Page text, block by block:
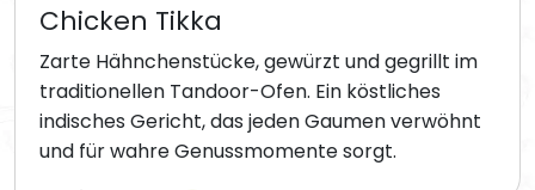
Chicken Tikka
Zarte Hähnchenstücke, gewürzt und gegrillt im
traditionellen Tandoor-Ofen. Ein köstliches
indisches Gericht, das jeden Gaumen verwöhnt
und für wahre Genussmomente sorgt.